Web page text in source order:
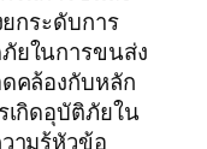
ยกระดับการ
ยในการขนส่ง
คล้องกับหลัก
เกิดอุบัติภัยใน
ามรู้หัวข้อ